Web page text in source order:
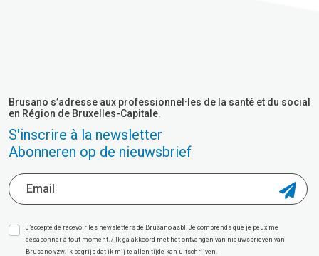
Brusano s’adresse aux professionnel·les de la santé et du social
en Région de Bruxelles-Capitale.
S'inscrire à la newsletter
Abonneren op de nieuwsbrief
J’accepte de recevoir les newsletters de Brusano asbl. Je comprends que je peux me
désabonner à tout moment. / Ik ga akkoord met het ontvangen van nieuwsbrieven van
Brusano vzw. Ik begrijp dat ik mij te allen tijde kan uitschrijven.